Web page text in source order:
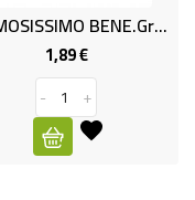
CREMOSISSIMO BENE.Gr.150
1,89 €Prezzo
-
+